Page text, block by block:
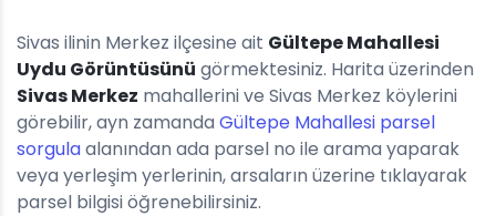
Sivas ilinin Merkez ilçesine ait Gültepe Mahallesi
Uydu Görüntüsünü görmektesiniz. Harita üzerinden
Sivas Merkez mahallerini ve Sivas Merkez köylerini
görebilir, ayn zamanda Gültepe Mahallesi parsel
sorgulaalanından ada parsel no ile arama yaparak
veya yerleşim yerlerinin, arsaların üzerine tıklayarak
parsel bilgisi öğrenebilirsiniz.